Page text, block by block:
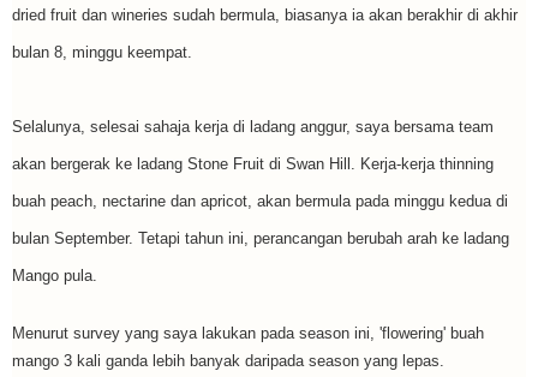
dried fruit dan wineries sudah bermula, biasanya ia akan berakhir di akhir
bulan 8, minggu keempat.
Selalunya, selesai sahaja kerja di ladang anggur, saya bersama team
akan bergerak ke ladang Stone Fruit di Swan Hill. Kerja-kerja thinning
buah peach, nectarine dan apricot, akan bermula pada minggu kedua di
bulan September. Tetapi tahun ini, perancangan berubah arah ke ladang
Mango pula.
Menurut survey yang saya lakukan pada season ini, 'flowering' buah
mango 3 kali ganda lebih banyak daripada season yang lepas.